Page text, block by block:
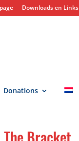
Downloads en Links
Donations